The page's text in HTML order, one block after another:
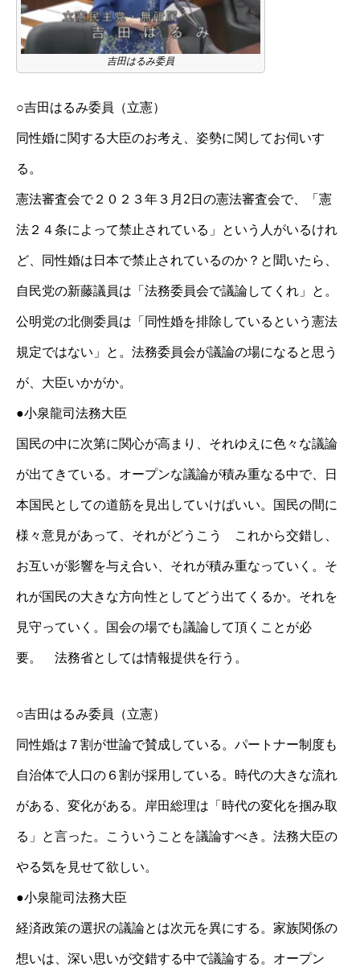
吉田はるみ委員
○吉田はるみ委員（立憲）
同性婚に関する大臣のお考え、姿勢に関してお伺いす
る。
憲法審査会で２０２３年３月2日の憲法審査会で、「憲
法２４条によって禁止されている」という人がいるけれ
ど、同性婚は日本で禁止されているのか？と聞いたら、
自民党の新藤議員は「法務委員会で議論してくれ」と。
公明党の北側委員は「同性婚を排除しているという憲法
規定ではない」と。法務委員会が議論の場になると思う
が、大臣いかがか。
●小泉龍司法務大臣
国民の中に次第に関心が高まり、それゆえに色々な議論
が出てきている。オープンな議論が積み重なる中で、日
本国民としての道筋を見出していけばいい。国民の間に
様々意見があって、それがどうこう これから交錯し、
お互いが影響を与え合い、それが積み重なっていく。そ
れが国民の大きな方向性としてどう出てくるか。それを
見守っていく。国会の場でも議論して頂くことが必
要。 法務省としては情報提供を行う。
○吉田はるみ委員（立憲）
同性婚は７割が世論で賛成している。パートナー制度も
自治体で人口の６割が採用している。時代の大きな流れ
がある、変化がある。岸田総理は「時代の変化を掴み取
る」と言った。こういうことを議論すべき。法務大臣の
やる気を見せて欲しい。
●小泉龍司法務大臣
経済政策の選択の議論とは次元を異にする。家族関係の
想いは、深い思いが交錯する中で議論する。オープン